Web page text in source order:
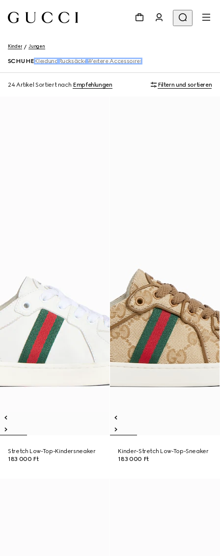
Kinder Jungen
SCHUHE Kleidung RucksäckeWeitere Accessoires
24 Artikel Sortiert nach Empfehlungen Filtern und sortieren
Stretch Low-Top-Kindersneaker
183 000 Ft
Kinder-Stretch Low-Top-Sneaker
183 000 Ft